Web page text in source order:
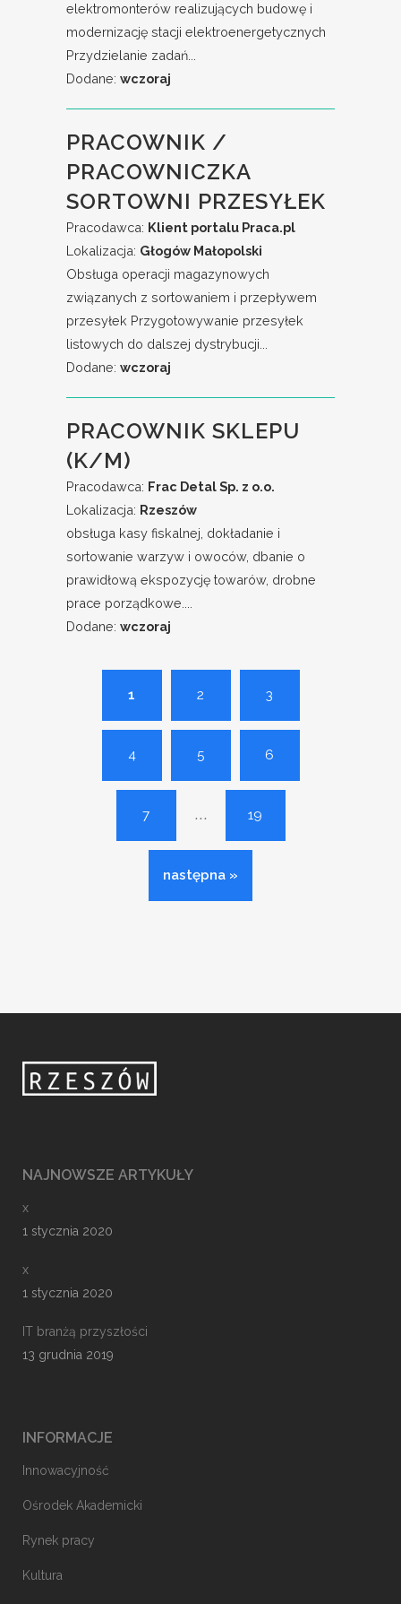
elektromonterów realizujących budowę i
modernizację stacji elektroenergetycznych
Przydzielanie zadań...
Dodane: wczoraj
PRACOWNIK /
PRACOWNICZKA
SORTOWNI PRZESYŁEK
Pracodawca: Klient portalu Praca.pl
Lokalizacja: Głogów Małopolski
Obsługa operacji magazynowych
związanych z sortowaniem i przepływem
przesyłek Przygotowywanie przesyłek
listowych do dalszej dystrybucji...
Dodane: wczoraj
PRACOWNIK SKLEPU
(K/M)
Pracodawca: Frac Detal Sp. z o.o.
Lokalizacja: Rzeszów
obsługa kasy fiskalnej, dokładanie i
sortowanie warzyw i owoców, dbanie o
prawidłową ekspozycję towarów, drobne
prace porządkowe....
Dodane: wczoraj
1 2 3
4 5 6
7 ... 19
następna »
NAJNOWSZE ARTYKUŁY
x
1 stycznia 2020
x
1 stycznia 2020
IT branżą przyszłości
13 grudnia 2019
INFORMACJE
Innowacyjność
Ośrodek Akademicki
Rynek pracy
Kultura